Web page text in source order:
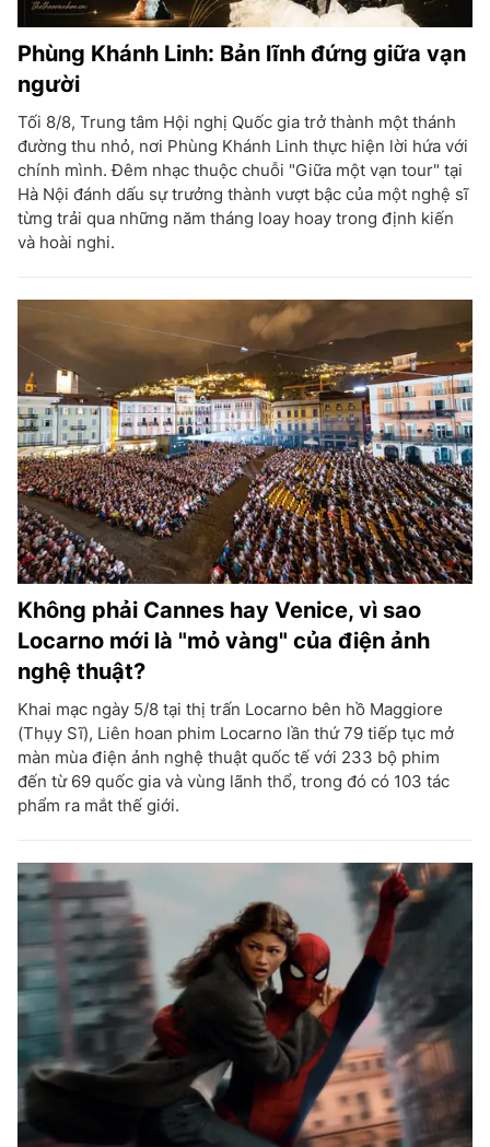
Phùng Khánh Linh: Bản lĩnh đứng giữa vạn
người
Tối 8/8, Trung tâm Hội nghị Quốc gia trở thành một thánh
đường thu nhỏ, nơi Phùng Khánh Linh thực hiện lời hứa với
chính mình. Đêm nhạc thuộc chuỗi "Giữa một vạn tour" tại
Hà Nội đánh dấu sự trưởng thành vượt bậc của một nghệ sĩ
từng trải qua những năm tháng loay hoay trong định kiến
và hoài nghi.
Không phải Cannes hay Venice, vì sao
Locarno mới là "mỏ vàng" của điện ảnh
nghệ thuật?
Khai mạc ngày 5/8 tại thị trấn Locarno bên hồ Maggiore
(Thụy Sĩ), Liên hoan phim Locarno lần thứ 79 tiếp tục mở
màn mùa điện ảnh nghệ thuật quốc tế với 233 bộ phim
đến từ 69 quốc gia và vùng lãnh thổ, trong đó có 103 tác
phẩm ra mắt thế giới.